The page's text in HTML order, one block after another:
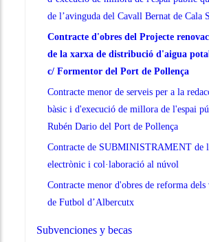
de l’avinguda del Cavall Bernat de Cala
Contracte d'obres del Projecte
de la xarxa de distribució d'aigua
c/ Formentor del Port de Pollença
Contracte menor de serveis per a la
bàsic i d'execució de millora de l'espai
Rubén Dario del Port de Pollença
Contracte de SUBMINISTRAMENT de
electrònic i col·laboració al núvol
Contracte menor d'obres de reforma
de Futbol d’Albercutx
Subvenciones y becas